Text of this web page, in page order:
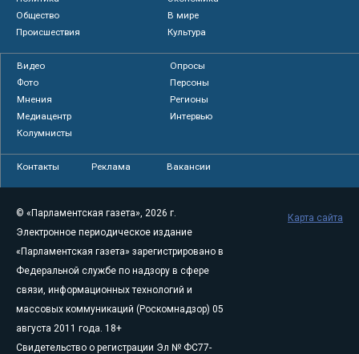
Общество
В мире
Происшествия
Культура
Видео
Опросы
Фото
Персоны
Мнения
Регионы
Медиацентр
Интервью
Колумнисты
Контакты Реклама Вакансии
© «Парламентская газета», 2026 г.
Электронное периодическое издание
«Парламентская газета» зарегистрировано в
Федеральной службе по надзору в сфере
связи, информационных технологий и
массовых коммуникаций (Роскомнадзор) 05
августа 2011 года. 18+
Свидетельство о регистрации Эл № ФС77-
Карта сайта